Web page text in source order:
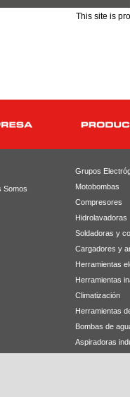
This site is
Somos
Grupos
Motobombas
Compresores
Hidrolavadoras
Soldadoras y
Cargadores y
Herramientas
Herramientas
Climatización
Herramientas
Bombas de
Aspiradoras